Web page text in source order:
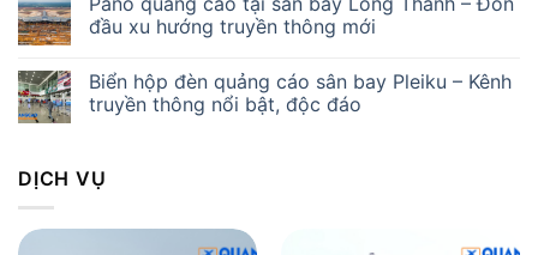
đầu xu hướng truyền thông mới
Biển hộp đèn quảng cáo sân bay Pleiku – Kênh
truyền thông nổi bật, độc đáo
DỊCH VỤ